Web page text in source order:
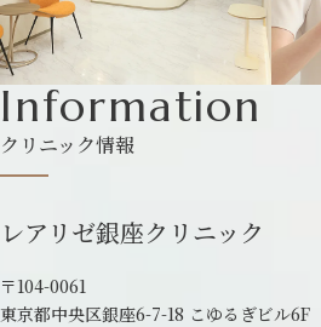
Information
クリニック情報
レアリゼ銀座クリニック
〒104-0061
東京都中央区銀座6-7-18 こゆるぎビル6F